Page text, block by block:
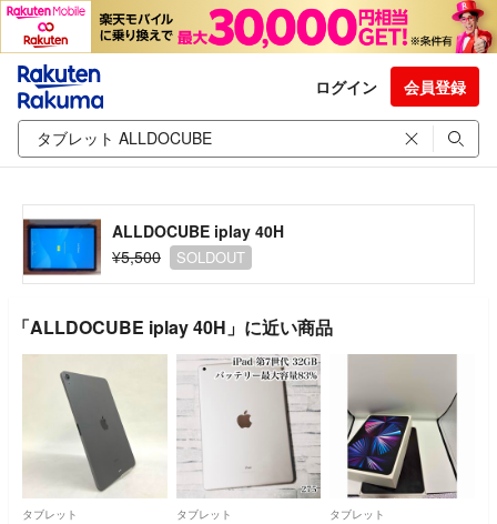
ログイン 会員登録
ALLDOCUBE iplay 40H
¥5,500
SOLDOUT
「ALLDOCUBE iplay 40H」に近い商品
タブレット タブレット タブレット